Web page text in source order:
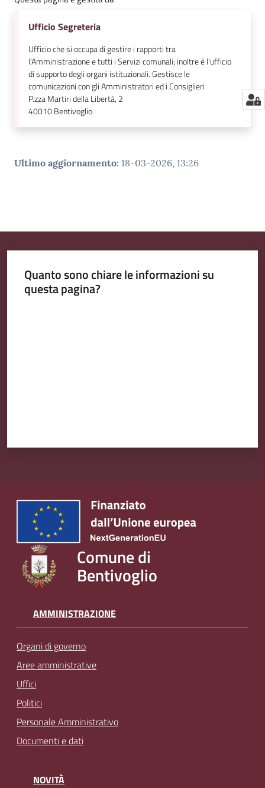
Ufficio Segreteria
Ufficio che si occupa di gestire i rapporti tra
l'Amministrazione e tutti i Servizi comunali; inoltre è l'ufficio
di supporto degli organi istituzionali. Gestisce le
comunicazioni con gli Amministratori ed i Consiglieri
P.zza Martiri della Libertà, 2
40010Bentivoglio
Ultimo aggiornamento: 18-03-2026, 13:26
Quanto sono chiare le informazioni su
questa pagina?
Comune di
Bentivoglio
AMMINISTRAZIONE
Organi di governo
Aree amministrative
Uffici
Politici
Personale Amministrativo
Documenti e dati
NOVITÀ